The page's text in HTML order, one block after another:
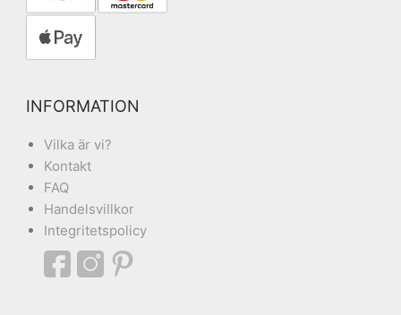
INFORMATION
Vilka är vi?
Kontakt
FAQ
Handelsvillkor
Integritetspolicy